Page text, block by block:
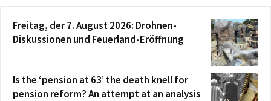
Freitag, der 7. August 2026: Drohnen-
Diskussionen und Feuerland-Eröffnung
Is the ‘pension at 63’ the death knell for
pension reform? An attempt at an analysis